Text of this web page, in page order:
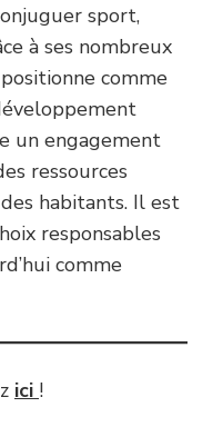
sport,
à ses nombreux
comme
un engagement
ressources
habitants. Il est
responsables
comme
ici !